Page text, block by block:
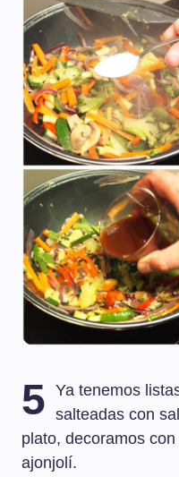
5
Ya tenemos
salteadas con
plato, decoramos
ajonjolí.